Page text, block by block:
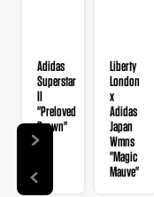
Adidas
Superstar
II
"Preloved
Brown"
Liberty
London
x
Adidas
Japan
Wmns
"Magic
Mauve"